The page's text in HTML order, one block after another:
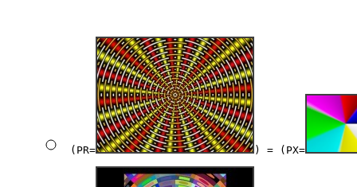
(PR= ) = (PX=